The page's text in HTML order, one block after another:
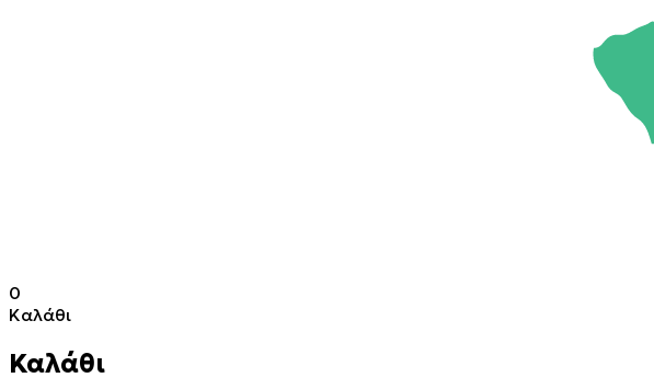
0
Καλάθι
Καλάθι